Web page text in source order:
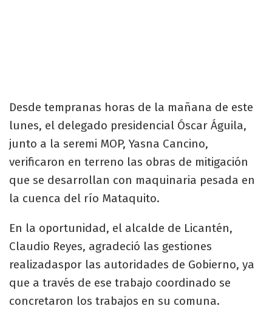
Desde tempranas horas de la mañana de este
lunes, el delegado presidencial Óscar Águila,
junto a la seremi MOP, Yasna Cancino,
verificaron en terreno las obras de mitigación
que se desarrollan con maquinaria pesada en
la cuenca del río Mataquito.
En la oportunidad, el alcalde de Licantén,
Claudio Reyes, agradeció las gestiones
realizadaspor las autoridades de Gobierno, ya
que a través de ese trabajo coordinado se
concretaron los trabajos en su comuna.